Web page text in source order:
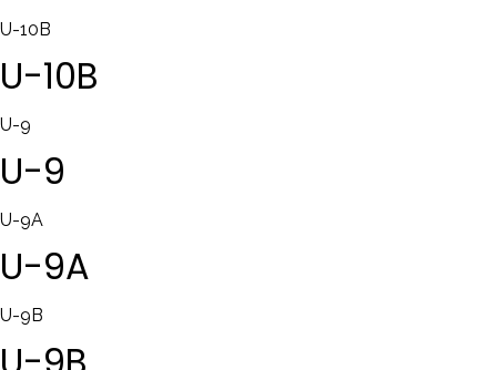
U-10B
U-10B
U-9
U-9
U-9A
U-9A
U-9B